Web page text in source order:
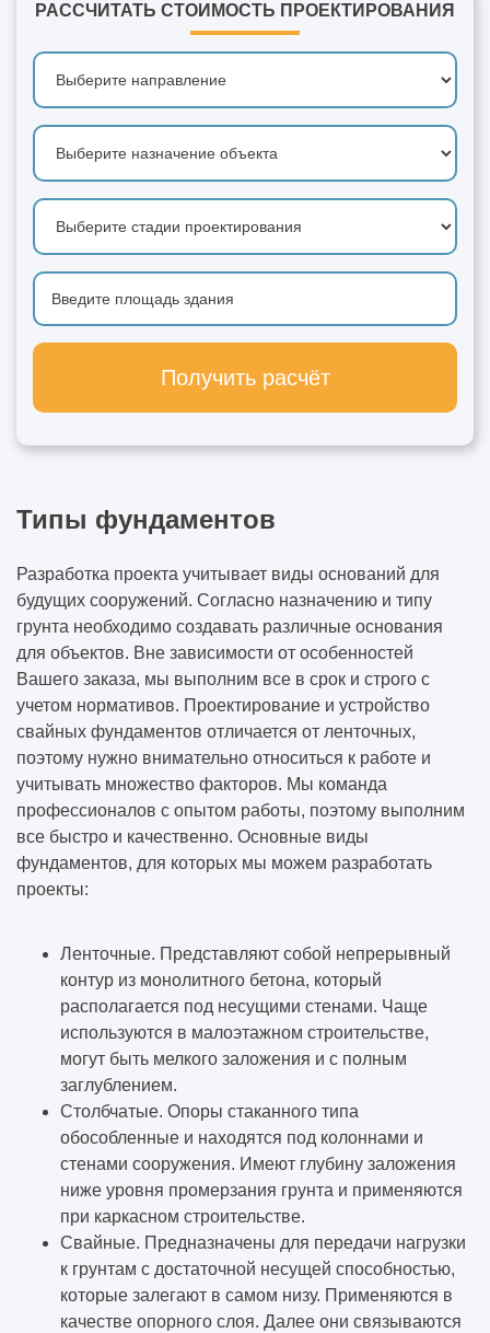
РАССЧИТАТЬ СТОИМОСТЬ ПРОЕКТИРОВАНИЯ
Получить расчёт
Типы фундаментов
Разработка проекта учитывает виды оснований для
будущих сооружений. Согласно назначению и типу
грунта необходимо создавать различные основания
для объектов. Вне зависимости от особенностей
Вашего заказа, мы выполним все в срок и строго с
учетом нормативов. Проектирование и устройство
свайных фундаментов отличается от ленточных,
поэтому нужно внимательно относиться к работе и
учитывать множество факторов. Мы команда
профессионалов с опытом работы, поэтому выполним
все быстро и качественно. Основные виды
фундаментов, для которых мы можем разработать
проекты:
Ленточные. Представляют собой непрерывный
контур из монолитного бетона, который
располагается под несущими стенами. Чаще
используются в малоэтажном строительстве,
могут быть мелкого заложения и с полным
заглублением.
Столбчатые. Опоры стаканного типа
обособленные и находятся под колоннами и
стенами сооружения. Имеют глубину заложения
ниже уровня промерзания грунта и применяются
при каркасном строительстве.
Свайные. Предназначены для передачи нагрузки
к грунтам с достаточной несущей способностью,
которые залегают в самом низу. Применяются в
качестве опорного слоя. Далее они связываются